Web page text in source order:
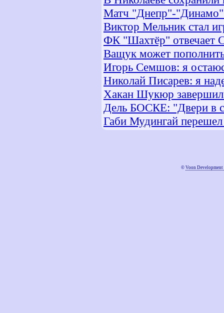
Матч "Днепр"-"Динамо"
Виктор Мельник стал
ФК "Шахтёр" отвечает
Ващук может
Игорь Семшов: я
Николай Писарев: я
Хакан Шукюр завершил
Дель БОСКЕ: "Двери в
Габи Мудингай
© Voon Development